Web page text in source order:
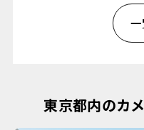
東京都内のカ